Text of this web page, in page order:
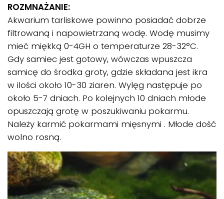
ROZMNAŻANIE:
Akwarium tarliskowe powinno posiadać dobrze
filtrowaną i napowietrzaną wodę. Wodę musimy
mieć miękką 0-4GH o temperaturze 28-32°C.
Gdy samiec jest gotowy, wówczas wpuszcza
samicę do środka groty, gdzie składana jest ikra
w ilości około 10-30 ziaren. Wylęg następuje po
około 5-7 dniach. Po kolejnych 10 dniach młode
opuszczają grotę w poszukiwaniu pokarmu.
Należy karmić pokarmami mięsnymi . Młode dość
wolno rosną.